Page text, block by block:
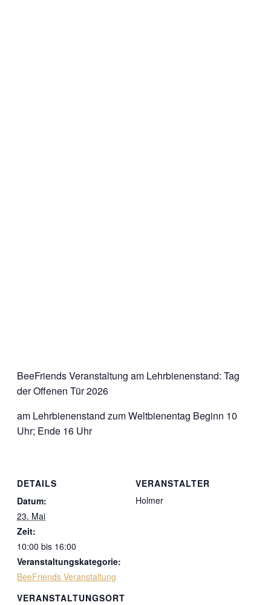
BeeFriends Veranstaltung am Lehrbienenstand: Tag
der Offenen Tür 2026
am Lehrbienenstand zum Weltbienentag Beginn 10
Uhr; Ende 16 Uhr
DETAILS
Datum:
23. Mai
Zeit:
10:00 bis 16:00
Veranstaltungskategorie:
BeeFriends Veranstaltung
VERANSTALTUNGSORT
VERANSTALTER
Holmer